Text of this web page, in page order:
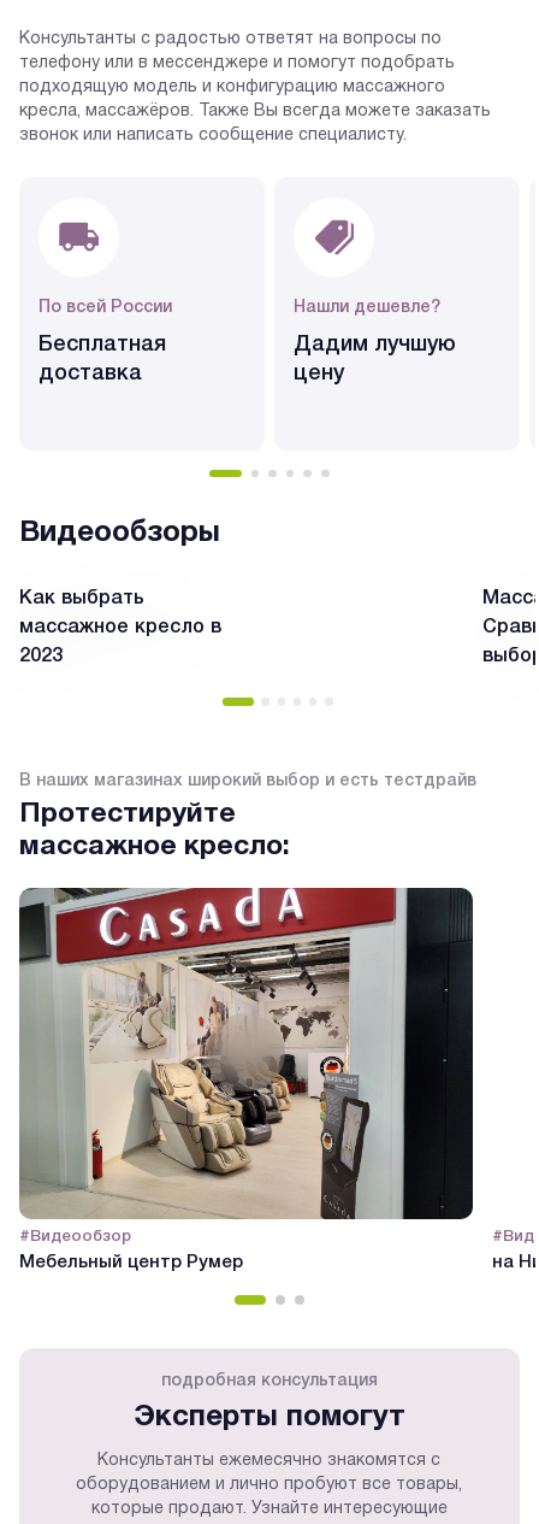
Консультанты с радостью ответят на вопросы по
телефону или в мессенджере и помогут подобрать
подходящую модель и конфигурацию массажного
кресла, массажёров. Также Вы всегда можете заказать
звонок или написать сообщение специалисту.
По всей России
Бесплатная
доставка
Нашли дешевле?
Дадим лучшую
цену
Видеообзоры
Как выбрать
массажное кресло в
2023
В наших магазинах широкий выбор и есть тестдрайв
Протестируйте
массажное кресло:
#Видеообзор
Мебельный центр Румер на
подробная консультация
Эксперты помогут
Консультанты ежемесячно знакомятся с
оборудованием и лично пробуют все товары,
которые продают. Узнайте интересующие